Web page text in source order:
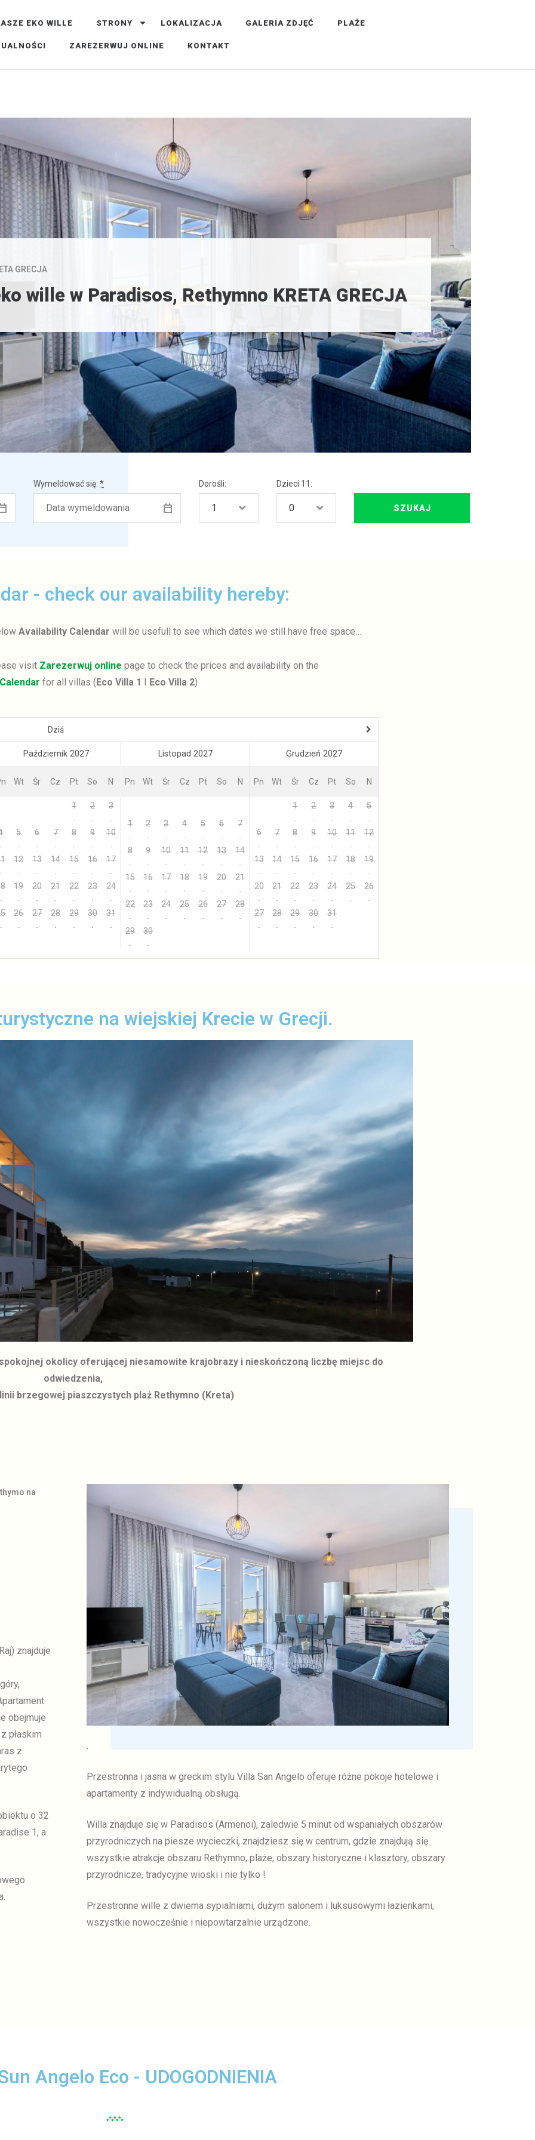
W GRECJI
EKO WILLE STRONY LOKALIZACJA GALERIA ZDJĘĆ PLAŻE
ZAREZERWUJ ONLINE KONTAKT
GRECJA
wille w Paradisos, Rethymno KRETA GRECJA
Wymeldować się: * Dorośli: Dzieci 11:
- check our availability hereby:
Availability Calendar will be usefull to see which dates we still have free space…
visit Zarezerwuj online page to check the prices and availability on the
for all villas (Eco Villa 1 I Eco Villa 2)
<Poprzedni
Dziś
Październik 2027
Wt Śr Cz Pt So N
1 2 3
5 6 7 8 9 10
12 13 14 15 16 17
19 20 21 22 23 24
26 27 28 29 30 31
Listopad 2027
Pn Wt Śr Cz Pt So N
1 2 3 4 5 6 7
8 9 10 11 12 13 14
15 16 17 18 19 20 21
22 23 24 25 26 27 28
29 30
Grudzień 2027
Pn Wt Śr Cz Pt So N
1 2 3 4 5
6 7 8 9 10 11 12
13 14 15 16 17 18 19
20 21 22 23 24 25 26
27 28 29 30 31
na wiejskiej Krecie w Grecji.
okolicy oferującej niesamowite krajobrazy i nieskończoną liczbę miejsc do
odwiedzenia,
brzegowej piaszczystych plaż Rethymno (Kreta)
na
znajduje
obejmuje
płaskim
z
o 32
1, a
.
Przestronna i jasna w greckim stylu Villa San Angelo oferuje różne pokoje hotelowe i
apartamenty z indywidualną obsługą.
Willa znajduje się w Paradisos (Armenoi), zaledwie 5 minut od wspaniałych obszarów
przyrodniczych na piesze wycieczki, znajdziesz się w centrum, gdzie znajdują się
wszystkie atrakcje obszaru Rethymno, plaże, obszary historyczne i klasztory, obszary
przyrodnicze, tradycyjne wioski i nie tylko !
Przestronne wille z dwiema sypialniami, dużym salonem i luksusowymi łazienkami,
wszystkie nowocześnie i niepowtarzalnie urządzone.
Angelo Eco - UDOGODNIENIA